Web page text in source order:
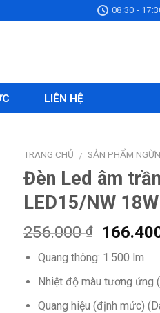
08:30 -
LIÊN HỆ
TRANG CHỦ / SẢN PHẨM
Đèn Led âm
LED15/NW
256.000₫
Giá
gốc
là:
Quang thông: 1.500 lm
Nhiệt độ màu tương ứng
Quang hiệu (định mức)